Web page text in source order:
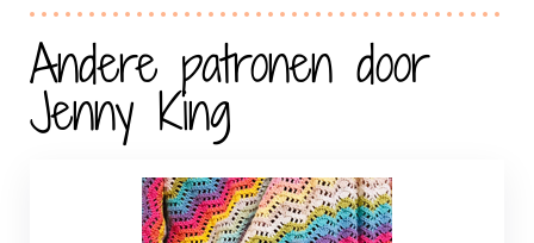
Andere patronen door
Jenny King